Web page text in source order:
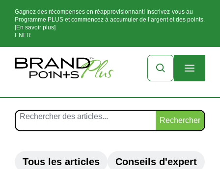
Gagnez des récompenses en réapprovisionnant! Inscrivez-vous au
Programme PLUS et commencez à accumuler de l’argent et des points.
[En savoir plus]
EN FR
Rechercher
Tous les articles
Conseils d'expert